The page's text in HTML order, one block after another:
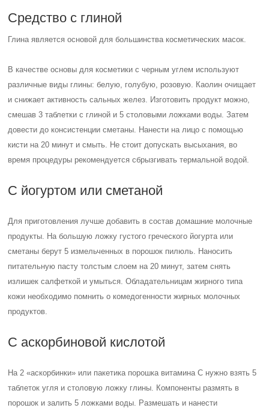
Средство с глиной
Глина является основой для большинства косметических масок.
В качестве основы для косметики с черным углем используют
различные виды глины: белую, голубую, розовую. Каолин очищает
и снижает активность сальных желез. Изготовить продукт можно,
смешав 3 таблетки с глиной и 5 столовыми ложками воды. Затем
довести до консистенции сметаны. Нанести на лицо с помощью
кисти на 20 минут и смыть. Не стоит допускать высыхания, во
время процедуры рекомендуется сбрызгивать термальной водой.
С йогуртом или сметаной
Для приготовления лучше добавить в состав домашние молочные
продукты. На большую ложку густого греческого йогурта или
сметаны берут 5 измельченных в порошок пилюль. Наносить
питательную пасту толстым слоем на 20 минут, затем снять
излишек салфеткой и умыться. Обладательницам жирного типа
кожи необходимо помнить о комедогенности жирных молочных
продуктов.
С аскорбиновой кислотой
На 2 «аскорбинки» или пакетика порошка витамина С нужно взять 5
таблеток угля и столовую ложку глины. Компоненты размять в
порошок и залить 5 ложками воды. Размешать и нанести